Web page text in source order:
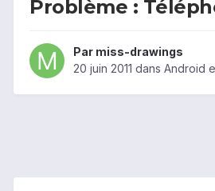
Problème :
Par miss-drawings
20 juin 2011 dans Android